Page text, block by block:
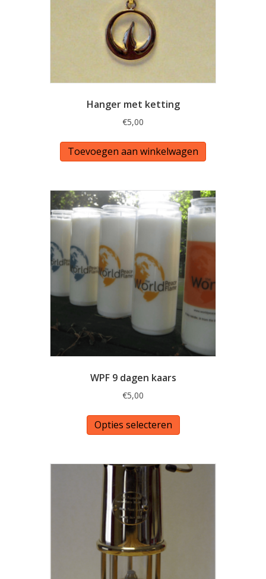
Hanger met ketting
€5,00
Toevoegen aan winkelwagen
WPF 9 dagen kaars
€5,00
Opties selecteren
Dit
variaties.